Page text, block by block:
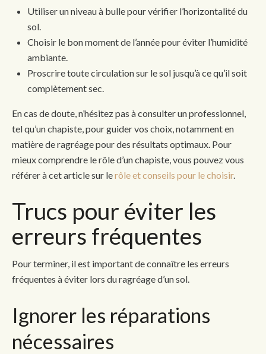
Utiliser un niveau à bulle pour vérifier l’horizontalité du
sol.
Choisir le bon moment de l’année pour éviter l’humidité
ambiante.
Proscrire toute circulation sur le sol jusqu’à ce qu’il soit
complètement sec.
En cas de doute, n’hésitez pas à consulter un professionnel,
tel qu’un chapiste, pour guider vos choix, notamment en
matière de ragréage pour des résultats optimaux. Pour
mieux comprendre le rôle d’un chapiste, vous pouvez vous
référer à cet article sur lerôle et conseils pour le choisir.
Trucs pour éviter les
erreurs fréquentes
Pour terminer, il est important de connaître les erreurs
fréquentes à éviter lors du ragréage d’un sol.
Ignorer les réparations
nécessaires